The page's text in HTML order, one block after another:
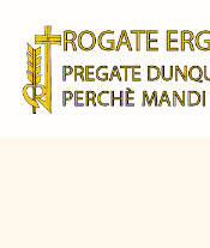
contenuto